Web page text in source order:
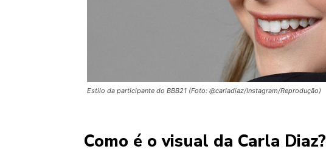
Estilo da participante do BBB21 (Foto: @carladiaz/Instagram/Reprodução)
Como é o visual da Carla Diaz?